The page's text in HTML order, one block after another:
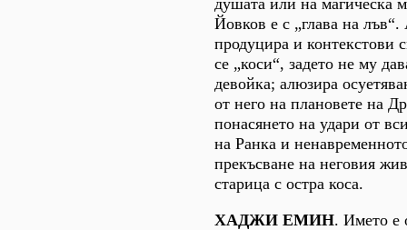
душата или на магическа
Йовков е с „глава на
продуцира и контекстови
се „коси“, задето не му
девойка; алюзира
от него на плановете на
понасянето на удари от
на Ранка и
прекъсване на неговия
старица с остра коса.
ХАДЖИ ЕМИН. Името е